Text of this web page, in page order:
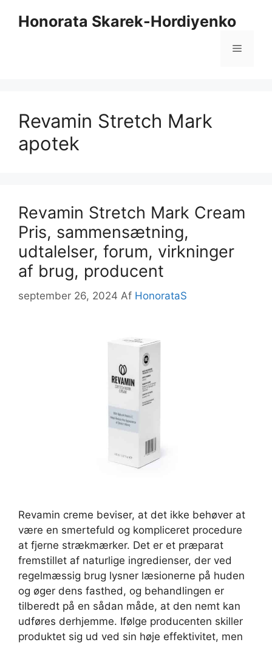
Honorata Skarek-Hordiyenko
Menu
Revamin Stretch Mark
apotek
Revamin Stretch Mark Cream
Pris, sammensætning,
udtalelser, forum, virkninger
af brug, producent
september 26, 2024 Af HonorataS
Revamin creme beviser, at det ikke behøver at
være en smertefuld og kompliceret procedure
at fjerne strækmærker. Det er et præparat
fremstillet af naturlige ingredienser, der ved
regelmæssig brug lysner læsionerne på huden
og øger dens fasthed, og behandlingen er
tilberedt på en sådan måde, at den nemt kan
udføres derhjemme. Ifølge producenten skiller
produktet sig ud ved sin høje effektivitet, men